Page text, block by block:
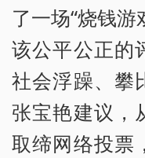
了一场“烧钱
该公平公正的
社会浮躁、攀
张宝艳建议，
取缔网络投票